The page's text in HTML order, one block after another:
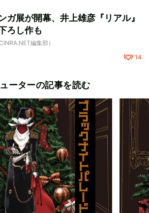
ガ展が開幕、井上雄彦『リアル』
ろし作も
編集部）
14
ーターの記事を読む